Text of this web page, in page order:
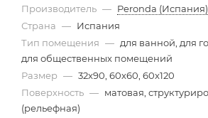
Производитель — Peronda (Испания)
Страна — Испания
Тип помещения — для ванной, для
для общественных помещений
Размер — 32x90, 60x60, 60x120
Поверхность — матовая,
(рельефная)